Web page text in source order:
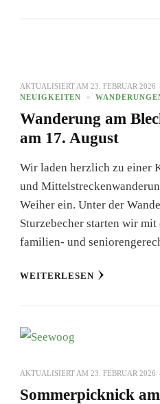
AKTUALISIERT AM 23. FEBRUAR 2026
NEUIGKEITEN
Wanderung am
am 17. August
Wir laden herzlich zu einer
und
Weiher ein. Unter der
Sturzebecher starten wir
familien- und
WEITERLESEN
AKTUALISIERT AM 23. FEBRUAR 2026
Sommerpicknick